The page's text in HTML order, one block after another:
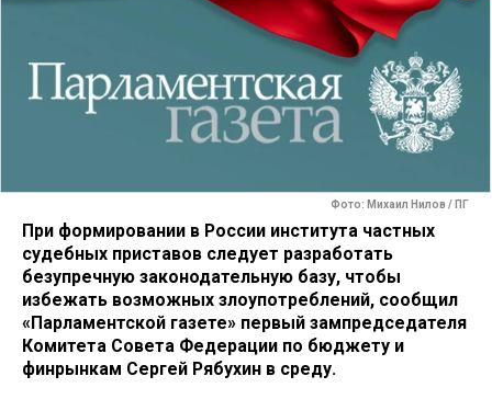
Фото: Михаил Нилов / ПГ
При формировании в России института частных
судебных приставов следует разработать
безупречную законодательную базу, чтобы
избежать возможных злоупотреблений, сообщил
«Парламентской газете» первый зампредседателя
Комитета Совета Федерации по бюджету и
финрынкам Сергей Рябухин в среду.